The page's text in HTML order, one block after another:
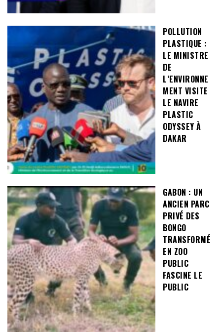
POLLUTION
PLASTIQUE :
LE MINISTRE
DE
L’ENVIRONNE
MENT VISITE
LE NAVIRE
PLASTIC
ODYSSEY À
DAKAR
GABON : UN
ANCIEN PARC
PRIVÉ DES
BONGO
TRANSFORMÉ
EN ZOO
PUBLIC
FASCINE LE
PUBLIC